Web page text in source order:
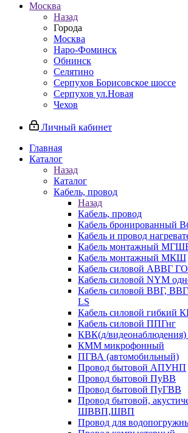
Москва
Назад
Города
Москва
Наро-Фоминск
Обнинск
Селятино
Серпухов Борисовское шоссе
Серпухов ул.Новая
Чехов
Личный кабинет
Главная
Каталог
Назад
Каталог
Кабель, провод
Назад
Кабель, провод
Кабель
Кабель и провод
Кабель монтажный
Кабель монтажный МКШ
Кабель силовой АВВГ
Кабель силовой NYM
Кабель силовой ВВГ,
LS
Кабель силовой
Кабель силовой ППГнг
КВК(д/
КММ микрофонный
ПГВА (автомобильный)
Провод бытовой АПУНП
Провод бытовой ПуВВ
Провод бытовой ПуГВВ
Провод бытовой,
ШВВП,ШВП
Провод для